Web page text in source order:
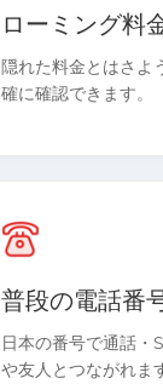
ローミング料
隠れた料金とはさよ
確に確認できます。
普段の電話番
日本の番号で通話・
や友人とつながれま